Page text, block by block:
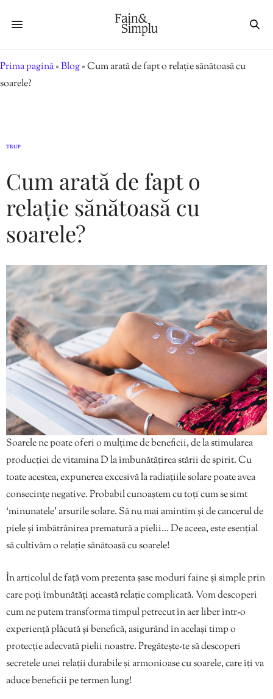
Prima pagină»Blog»Cum arată de fapt o relație sănătoasă cu
soarele?
TRUP
Cum arată de fapt o
relație sănătoasă cu
soarele?
Soarele ne poate oferi o mulțime de beneficii, de la stimularea
producției de vitamina D la îmbunătățirea stării de spirit. Cu
toate acestea, expunerea excesivă la radiațiile solare poate avea
consecințe negative. Probabil cunoaștem cu toți cum se simt
‘minunatele’ arsurile solare. Să nu mai amintim și de cancerul de
piele și îmbătrânirea prematură a pielii… De aceea, este esențial
să cultivăm o relație sănătoasă cu soarele!
În articolul de față vom prezenta șase moduri faine și simple prin
care poți îmbunătăți această relație complicată. Vom descoperi
cum ne putem transforma timpul petrecut în aer liber într-o
experiență plăcută și benefică, asigurând în același timp o
protecție adecvată pielii noastre. Pregătește-te să descoperi
secretele unei relații durabile și armonioase cu soarele, care îți va
aduce beneficii pe termen lung!